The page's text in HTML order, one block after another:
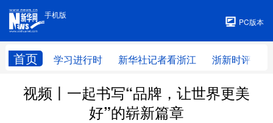
手机版
PC版本
首页 学习进行时 新华社记者看浙江 浙新时评
手机版
视频丨一起书写“品牌，让世界更美
好”的崭新篇章